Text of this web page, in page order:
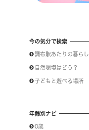
今の気分で検索
調布駅あたりの暮らし
自然環境はどう？
子どもと遊べる場所
年齢別ナビ
0歳